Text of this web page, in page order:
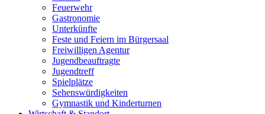
Feuerwehr
Gastronomie
Unterkünfte
Feste und Feiern im Bürgersaal
Freiwilligen Agentur
Jugendbeauftragte
Jugendtreff
Spielplätze
Sehenswürdigkeiten
Gymnastik und Kinderturnen